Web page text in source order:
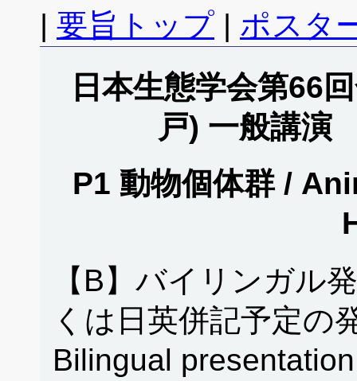
| 要旨トップ | ポスタ
日本生態学会第66
戸) 一般講演
P1 動物個体群 /
【B】バイリンガル
くは日英併記予定の
Bilingual